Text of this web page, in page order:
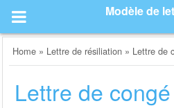
content
Modèle de
Home » Lettre de résiliation » Lettre de
Lettre de